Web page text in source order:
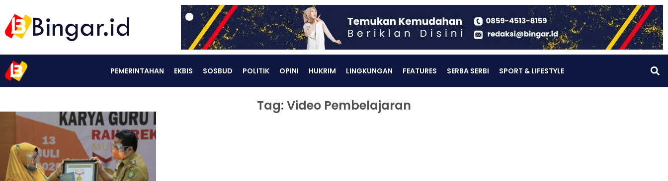
PEMERINTAHAN EKBIS SOSBUD POLITIK OPINI HUKRIM LINGKUNGAN FEATURES SERBA SERBI SPORT & LIFESTYLE
Tag: Video Pembelajaran